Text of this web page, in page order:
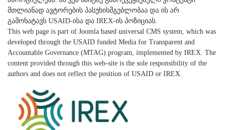
მთლიანად ავტორების პასუხისმგებლობაა და ის არ
გამოხატავს USAID-ისა და IREX-ის პოზიციას.
This web page is part of Joomla based universal CMS system, which was
developed through the USAID funded Media for Transparent and
Accountable Governance (MTAG) program, implemented by IREX. The
content provided through this web-site is the sole responsibility of the
authors and does not reflect the position of USAID or IREX.